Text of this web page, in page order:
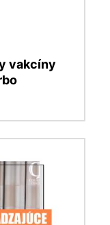
vakcíny